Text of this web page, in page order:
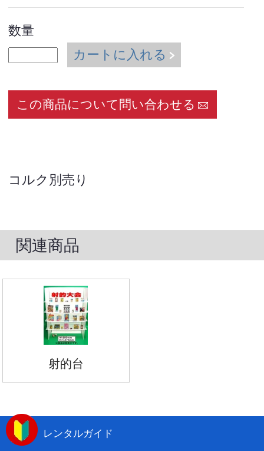
数量
カートに入れる
この商品について問い合わせる
コルク別売り
関連商品
射的台
レンタルガイド